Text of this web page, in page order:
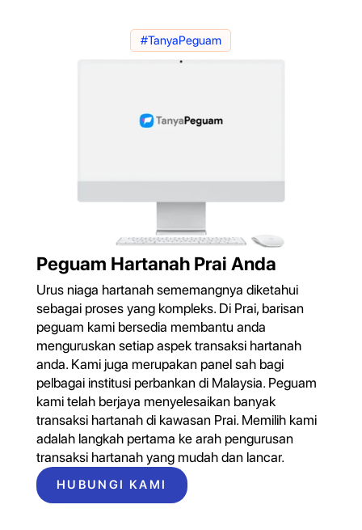
#TanyaPeguam
Peguam Hartanah Prai Anda
Urus niaga hartanah sememangnya diketahui
sebagai proses yang kompleks. Di Prai, barisan
peguam kami bersedia membantu anda
menguruskan setiap aspek transaksi hartanah
anda. Kami juga merupakan panel sah bagi
pelbagai institusi perbankan di Malaysia. Peguam
kami telah berjaya menyelesaikan banyak
transaksi hartanah di kawasan Prai. Memilih kami
adalah langkah pertama ke arah pengurusan
transaksi hartanah yang mudah dan lancar.
HUBUNGI KAMI